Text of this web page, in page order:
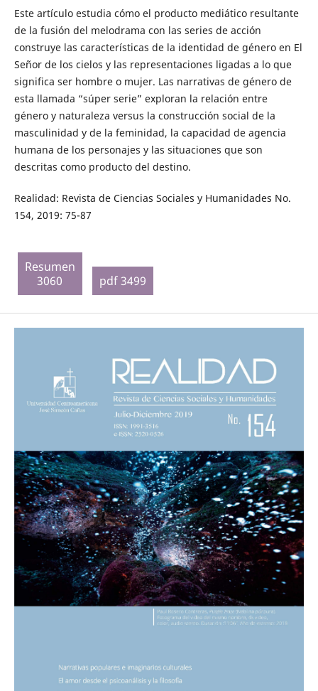
Este artículo estudia cómo el producto mediático resultante
de la fusión del melodrama con las series de acción
construye las características de la identidad de género en El
Señor de los cielos y las representaciones ligadas a lo que
significa ser hombre o mujer. Las narrativas de género de
esta llamada “súper serie” exploran la relación entre
género y naturaleza versus la construcción social de la
masculinidad y de la feminidad, la capacidad de agencia
humana de los personajes y las situaciones que son
descritas como producto del destino.
Realidad: Revista de Ciencias Sociales y Humanidades No.
154, 2019: 75-87
Resumen
3060
pdf 3499